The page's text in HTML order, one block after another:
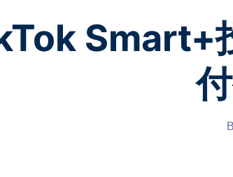
Smart+